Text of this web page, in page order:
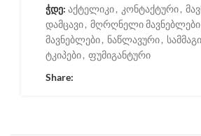
ჭდე: აქტელიკი, კონტაქტური,
დამცავი, მღრღნელი მავნებლები
მავნებლები, ნაწლავური,
ტკიპები, ფუმიგანტური
Share: